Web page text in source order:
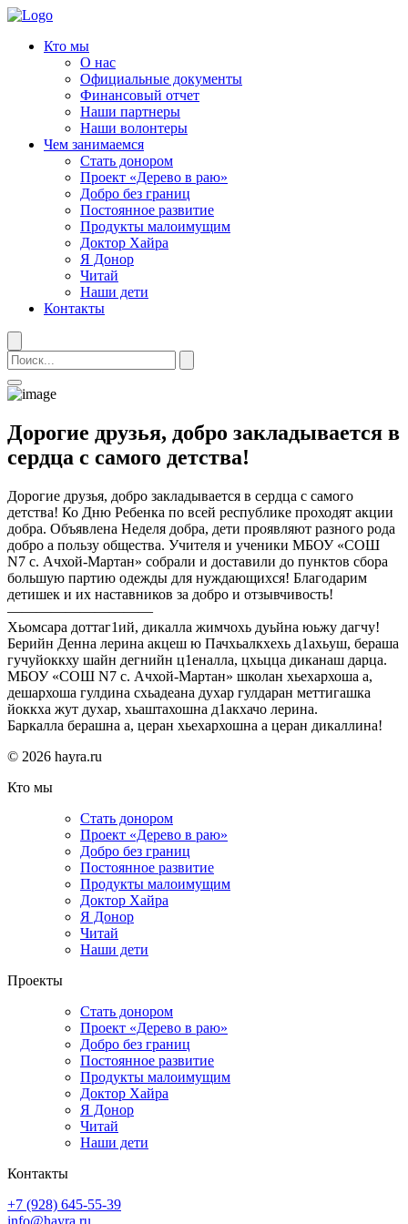
Кто мы
О нас
Официальные документы
Финансовый отчет
Наши партнеры
Наши волонтеры
Чем занимаемся
Стать донором
Проект «Дерево в раю»
Добро без границ
Постоянное развитие
Продукты малоимущим
Доктор Хайра
Я Донор
Читай
Наши дети
Контакты
Дорогие друзья, добро закладывается в
сердца с самого детства!
Дорогие друзья, добро закладывается в сердца с самого
детства! Ко Дню Ребенка по всей республике проходят акции
добра. Объявлена Неделя добра, дети проявляют разного рода
добро а пользу общества. Учителя и ученики МБОУ «СОШ
N7 с. Ачхой-Мартан» собрали и доставили до пунктов сбора
большую партию одежды для нуждающихся! Благодарим
детишек и их наставников за добро и отзывчивость!
——————————
Хьомсара доттаг1ий, дикалла жимчохь дуьйна юьжу дагчу!
Берийн Денна лерина акцеш ю Пачхьалкхехь д1ахьуш, бераша
гучуйоккху шайн дегнийн ц1еналла, цхьцца диканаш дарца.
МБОУ «СОШ N7 с. Ачхой-Мартан» школан хьехархоша а,
дешархоша гулдина схьадеана духар гулдаран меттигашка
йоккха жут духар, хьаштахошна д1акхачо лерина.
Баркалла берашна а, церан хьехархошна а церан дикаллина!
© 2026 hayra.ru
Кто мы
Стать донором
Проект «Дерево в раю»
Добро без границ
Постоянное развитие
Продукты малоимущим
Доктор Хайра
Я Донор
Читай
Наши дети
Проекты
Стать донором
Проект «Дерево в раю»
Добро без границ
Постоянное развитие
Продукты малоимущим
Доктор Хайра
Я Донор
Читай
Наши дети
Контакты
+7 (928) 645-55-39
info@hayra.ru